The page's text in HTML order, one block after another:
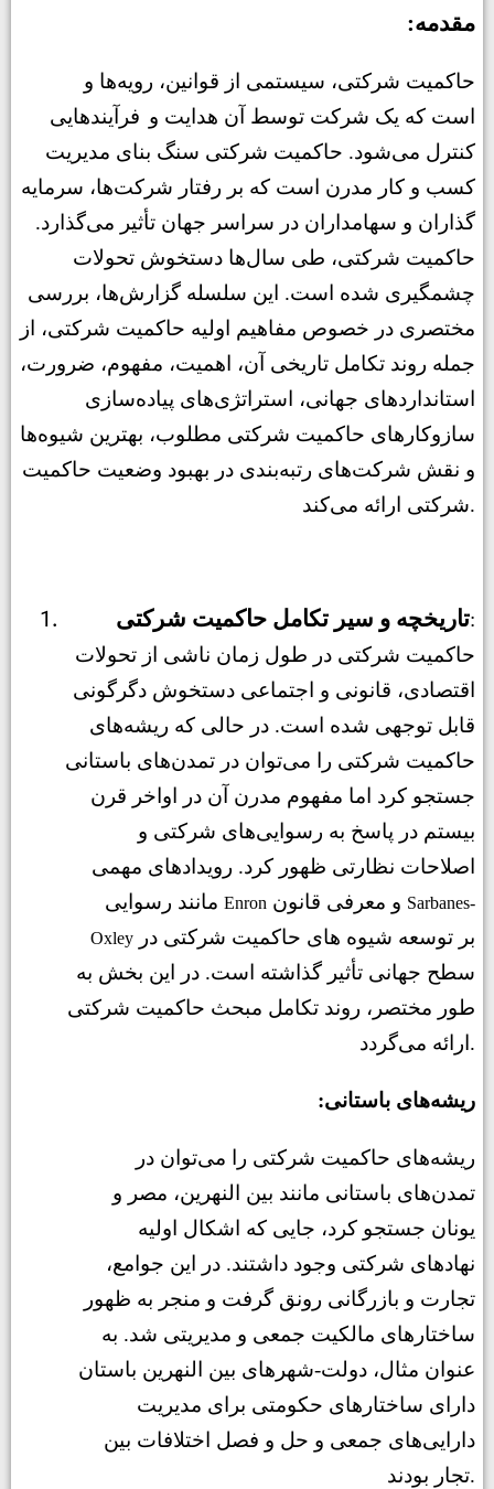
:مقدمه
حاکمیت شرکتی، سیستمی از قوانین، رویه‌ها و
فرآیندهایی
کنترل می‌شود. حاکمیت شرکتی سنگ بنای مدیریت
کسب و کار مدرن است که بر رفتار شرکت‌ها، سرمایه
گذاران و سهامداران در سراسر جهان تأثیر می‌گذارد.
حاکمیت شرکتی، طی سال‌ها دستخوش تحولات
چشمگیری شده است. این سلسله گزارش‌ها، بررسی
مختصری در خصوص مفاهیم اولیه حاکمیت شرکتی، از
جمله روند تکامل تاریخی آن، اهمیت، مفهوم، ضرورت،
استانداردهای جهانی، استراتژی‌های پیاده‌سازی
سازوکارهای حاکمیت شرکتی مطلوب، بهترین شیوه‌ها
و نقش شرکت‌های رتبه‌بندی در بهبود وضعیت حاکمیت
شرکتی ارائه می‌کند.
تاریخچه و سیر تکامل حاکمیت شرکتی:
حاکمیت شرکتی در طول زمان ناشی از تحولات
اقتصادی، قانونی و اجتماعی دستخوش دگرگونی
قابل توجهی شده است. در حالی که ریشه‌های
حاکمیت شرکتی را می‌توان در تمدن‌های باستانی
جستجو کرد اما مفهوم مدرن آن در اواخر قرن
بیستم در پاسخ به رسوایی‌های شرکتی و
اصلاحات نظارتی ظهور کرد. رویدادهای مهمی
Enron
Sarbanes-
Oxley
سطح جهانی تأثیر گذاشته است. در این بخش به
طور مختصر، روند تکامل مبحث حاکمیت شرکتی
ارائه می‌گردد.
:ریشه‌های باستانی
ریشه‌های حاکمیت شرکتی را می‌توان در
تمدن‌های باستانی مانند بین النهرین، مصر و
یونان جستجو کرد، جایی که اشکال اولیه
نهادهای شرکتی وجود داشتند. در این جوامع،
تجارت و بازرگانی رونق گرفت و منجر به ظهور
ساختارهای مالکیت جمعی و مدیریتی شد. به
عنوان مثال، دولت-شهرهای بین النهرین باستان
دارای ساختارهای حکومتی برای مدیریت
دارایی‌های جمعی و حل و فصل اختلافات بین
تجار بودند.